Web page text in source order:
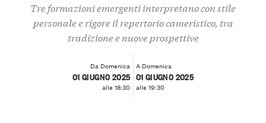
Tre formazioni emergenti interpretano con stile
personale e rigore il repertorio cameristico, tra
tradizione e nuove prospettive
Da Domenica
01 GIUGNO 2025
alle 18:30
A Domenica
01 GIUGNO 2025
alle 19:30